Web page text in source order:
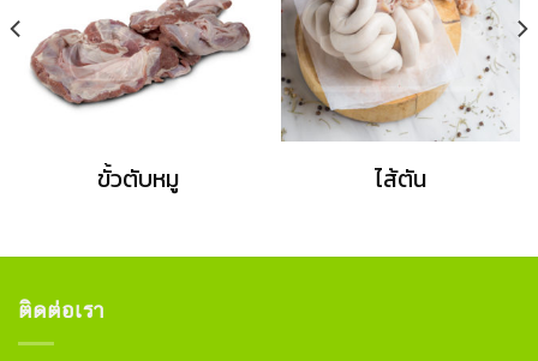
ขั้วตับหมู ไส้ตัน
ติดต่อเรา